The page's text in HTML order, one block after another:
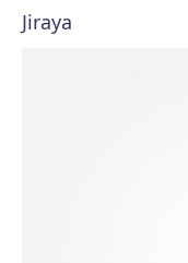
Jiraya